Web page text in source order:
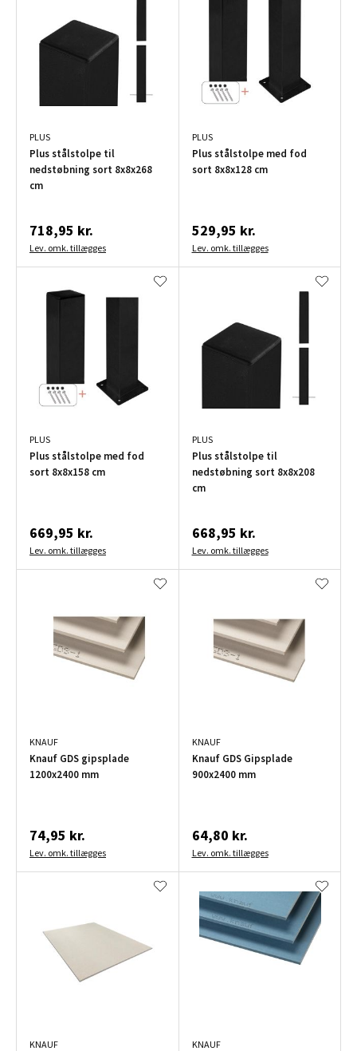
PLUS
Plus stålstolpe til
nedstøbning sort 8x8x268
cm
718,95 kr.
Lev. omk. tillægges
PLUS
Plus stålstolpe med fod
sort 8x8x128 cm
529,95 kr.
Lev. omk. tillægges
PLUS
Plus stålstolpe med fod
sort 8x8x158 cm
669,95 kr.
Lev. omk. tillægges
PLUS
Plus stålstolpe til
nedstøbning sort 8x8x208
cm
668,95 kr.
Lev. omk. tillægges
KNAUF
Knauf GDS gipsplade
1200x2400 mm
74,95 kr.
Lev. omk. tillægges
KNAUF
Knauf GDS Gipsplade
900x2400 mm
64,80 kr.
Lev. omk. tillægges
KNAUF KNAUF